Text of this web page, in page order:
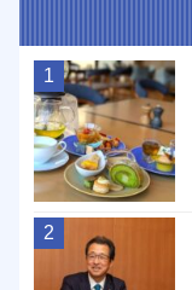
1
2